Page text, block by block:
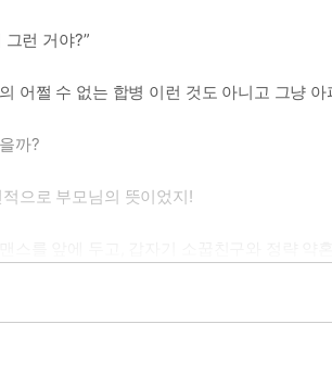
런 거야?”
어쩔 수 없는 합병 이런 것도 아니고 그냥
까?
으로 부모님의 뜻이었지!